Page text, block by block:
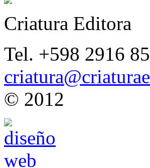
Criatura Editora
Tel. +598 2916
© 2012